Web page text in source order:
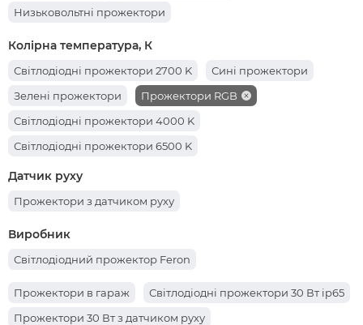
Світлодіодні прожектори 20 Вт
Світлодіодні прожектори 100 Вт
Світлодіодні прожектори 50 Вт
Низьковольтні прожектори
Колірна температура, К
Світлодіодні прожектори 2700 K
Сині прожектори
Зелені прожектори
Прожектори RGB
Світлодіодні прожектори 4000 K
Світлодіодні прожектори 6500 K
Датчик руху
Прожектори з датчиком руху
Виробник
Світлодіодний прожектор Feron
Прожектори в гараж
Світлодіодні прожектори 30 Вт ip65
Прожектори 30 Вт з датчиком руху